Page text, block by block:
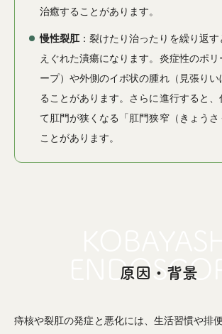
治癒することがあります。
慢性裂肛 ：裂けたり治ったりを繰り返す
えぐれた潰瘍になります。炎症性のポリ
ープ）や外側のイボ状の腫れ（見張り
ることがあります。さらに進行すると、
て肛門が狭くなる「肛門狭窄（きょうさ
ことがあります。
原因・背景
痔核や裂肛の発症と悪化には、生活習慣や排